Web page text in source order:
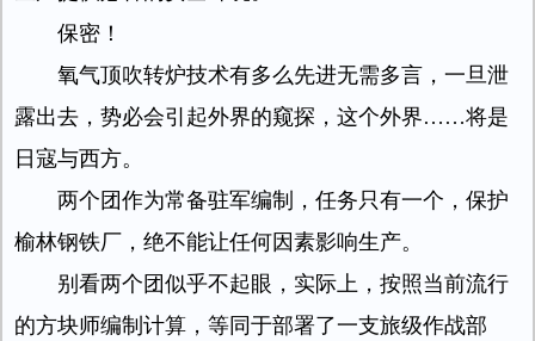
保密！
氧气顶吹转炉技术有多么先进无需多言，一旦泄
露出去，势必会引起外界的窥探，这个外界……将是
日寇与西方。
两个团作为常备驻军编制，任务只有一个，保护
榆林钢铁厂，绝不能让任何因素影响生产。
别看两个团似乎不起眼，实际上，按照当前流行
的方块师编制计算，等同于部署了一支旅级作战部